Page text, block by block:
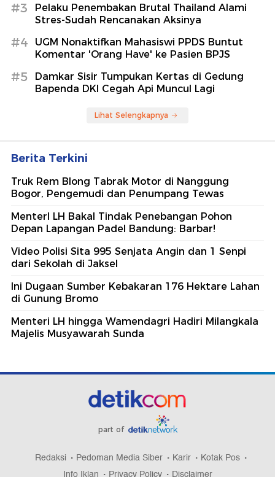
#3
Pelaku Penembakan Brutal Thailand Alami
Stres-Sudah Rencanakan Aksinya
#4
UGM Nonaktifkan Mahasiswi PPDS Buntut
Komentar 'Orang Have' ke Pasien BPJS
#5
Damkar Sisir Tumpukan Kertas di Gedung
Bapenda DKI Cegah Api Muncul Lagi
Lihat Selengkapnya
Berita Terkini
Truk Rem Blong Tabrak Motor di Nanggung
Bogor, Pengemudi dan Penumpang Tewas
MenterI LH Bakal Tindak Penebangan Pohon
Depan Lapangan Padel Bandung: Barbar!
Video Polisi Sita 995 Senjata Angin dan 1 Senpi
dari Sekolah di Jaksel
Ini Dugaan Sumber Kebakaran 176 Hektare Lahan
di Gunung Bromo
Menteri LH hingga Wamendagri Hadiri Milangkala
Majelis Musyawarah Sunda
part of
Redaksi Pedoman Media Siber Karir
Kotak Pos